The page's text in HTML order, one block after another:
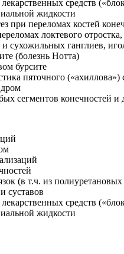
средств
жидкости
при переломах костей
локтевого
сухожильных ганглиев,
(болезнь Нотта)
бурсите
пяточного («ахиллова»)
сегментов конечностей
(в т.ч. из полиуретановых
суставов
средств
жидкости